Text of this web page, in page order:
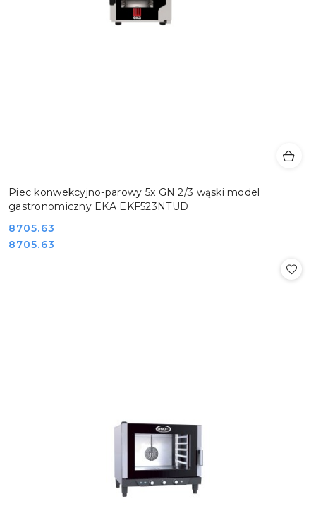
Piec konwekcyjno-parowy 5x GN 2/3 wąski model
gastronomiczny EKA EKF523NTUD
Cena:
8705.63
Cena:
8705.63